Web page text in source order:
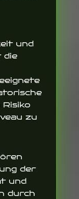
und
die
Risiko
zu
der
und
durch